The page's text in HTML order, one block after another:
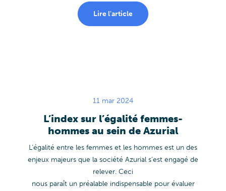
Lire l'article
11 mar 2024
L’index sur l’égalité femmes-
hommes au sein de Azurial
L’égalité entre les femmes et les hommes est un des
enjeux majeurs que la société Azurial s’est engagé de
relever. Ceci
nous paraît un préalable indispensable pour évaluer